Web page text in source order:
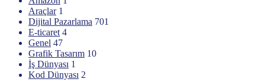
Araçlar 1
Dijital Pazarlama 701
E-ticaret 4
Genel 47
Grafik Tasarım 10
İş Dünyası 1
Kod Dünyası 2